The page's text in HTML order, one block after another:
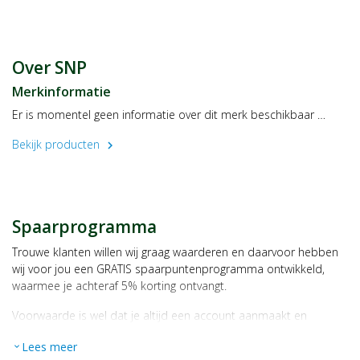
Droog, afgesloten en bij kamertemperatuur bewaren, tenzij
anders geadviseerd op het etiket.
Raadpleeg een deskundige alvorens supplementen te gebruiken
Over SNP
Merkinformatie
Er is momentel geen informatie over dit merk beschikbaar …
Bekijk producten
chevron_right
Spaarprogramma
Trouwe klanten willen wij graag waarderen en daarvoor hebben
wij voor jou een GRATIS spaarpuntenprogramma ontwikkeld,
waarmee je achteraf 5% korting ontvangt.
Voorwaarde is wel dat je altijd een account aanmaakt en
Bij iedere bestelling ontvang je per bestede euro 1 spaarpunt,
expand_more Lees meer